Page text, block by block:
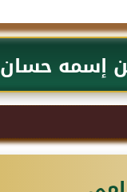
إسمه حسان